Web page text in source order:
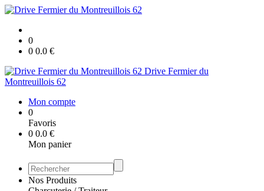
0
0 0.0 €
Drive Fermier du
Montreuillois 62
Mon compte
0
Favoris
0 0.0 €
Mon panier
Nos Produits